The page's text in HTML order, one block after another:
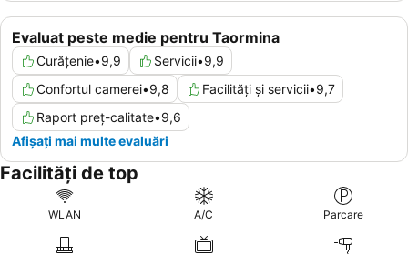
Evaluat peste medie pentru Taormina
Curățenie•9,9 Servicii•9,9
Confortul camerei•9,8 Facilități și servicii•9,7
Raport preț-calitate•9,6
Afișați mai multe evaluări
Facilități de top
WLAN A/C Parcare